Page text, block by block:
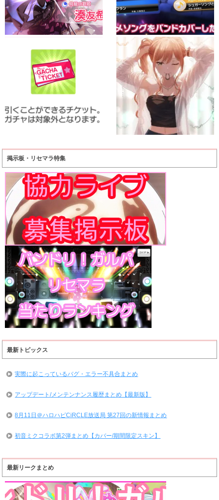
掲示板・リセマラ特集
最新トピックス
実際に起こっているバグ・エラー不具合まとめ
アップデート/メンテンナンス履歴まとめ【最新版】
8月11日＠ハロハピCiRCLE放送局 第27回の新情報まとめ
初音ミクコラボ第2弾まとめ【カバー/期間限定スキン】
最新リークまとめ